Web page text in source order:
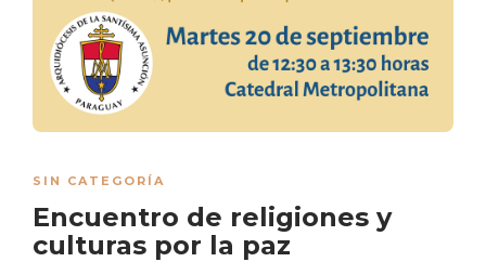
SIN CATEGORÍA
Encuentro de religiones y
culturas por la paz